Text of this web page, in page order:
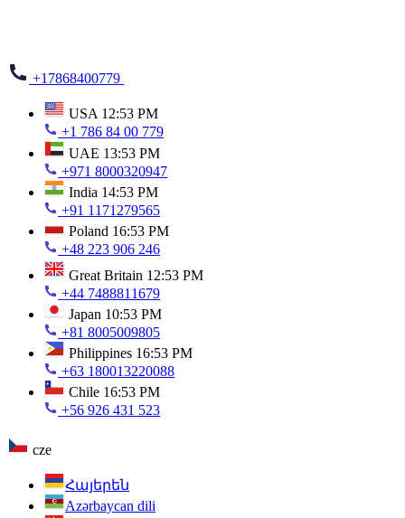
+17868400779
USA 12:53 PM
+1 786 84 00 779
UAE 13:53 PM
+971 8000320947
India 14:53 PM
+91 1171279565
Poland 16:53 PM
+48 223 906 246
Great Britain 12:53 PM
+44 7488811679
Japan 10:53 PM
+81 8005009805
Philippines 16:53 PM
+63 180013220088
Chile 16:53 PM
+56 926 431 523
cze
Հայերեն
Azərbaycan dili